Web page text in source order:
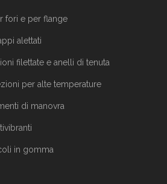
fori e per flange
alettati
filettate e anelli di tenuta
per alte temperature
di manovra
in gomma